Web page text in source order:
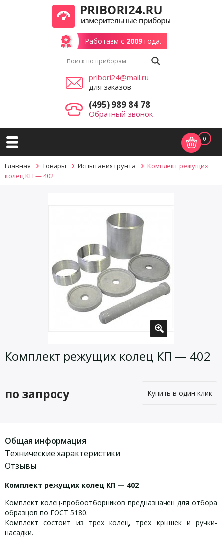
Работаем с 2009года.
pribori24@mail.ru
для заказов
(495) 989 84 78
Обратный звонок
0
Главная Товары Испытания грунта
Комплект режущих
колец КП — 402
Комплект режущих колец КП — 402
по запросу Купить в один клик
Общая информация
Технические характеристики
Отзывы
Комплект режущих колец КП — 402
Комплект колец-пробоотборников предназначен для отбора
образцов по ГОСТ 5180.
Комплект состоит из трех колец, трех крышек и ручки-
насадки.